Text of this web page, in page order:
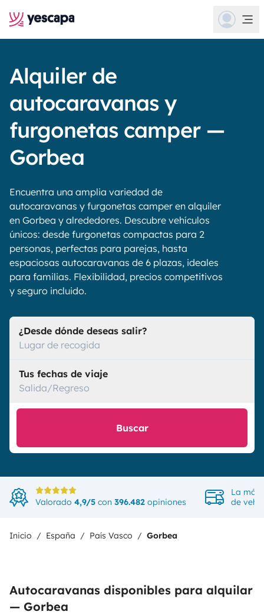
Alquiler de
autocaravanas y
furgonetas camper —
Gorbea
Encuentra una amplia variedad de
autocaravanas y furgonetas camper en alquiler
en Gorbea y alrededores. Descubre vehículos
únicos: desde furgonetas compactas para 2
personas, perfectas para parejas, hasta
espaciosas autocaravanas de 6 plazas, ideales
para familias. Flexibilidad, precios competitivos
y seguro incluido.
¿Desde dónde deseas salir?
Lugar de recogida
Tus fechas de viaje
Salida/Regreso
Buscar
Valorado 4,9/5 con 396.482 opiniones
La más
de
Inicio España País Vasco Gorbea
Autocaravanas disponibles para alquilar
— Gorbea